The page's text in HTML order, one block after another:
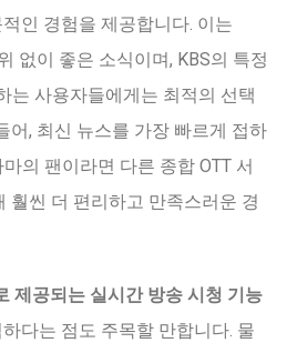
인 경험을 제공합니다. 이는
없이 좋은 소식이며, KBS의 특정
는 사용자들에게는 최적의 선택
어, 최신 뉴스를 가장 빠르게 접하
의 팬이라면 다른 종합 OTT 서
훨씬 더 편리하고 만족스러운 경
제공되는 실시간 방송 시청 기능
다는 점도 주목할 만합니다. 물